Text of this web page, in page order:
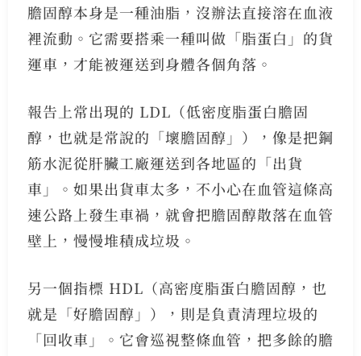
膽固醇本身是一種油脂，沒辦法直接溶在血液
裡流動。它需要搭乘一種叫做「脂蛋白」的貨
運車，才能被運送到身體各個角落。
報告上常出現的 LDL（低密度脂蛋白膽固
醇，也就是常說的「壞膽固醇」），像是把鋼
筋水泥從肝臟工廠運送到各地區的「出貨
車」。如果出貨車太多，不小心在血管這條高
速公路上發生車禍，就會把膽固醇散落在血管
壁上，慢慢堆積成垃圾。
另一個指標 HDL（高密度脂蛋白膽固醇，也
就是「好膽固醇」），則是負責清理垃圾的
「回收車」。它會巡視整條血管，把多餘的膽